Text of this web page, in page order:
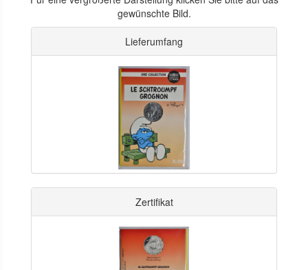
gewünschte Bild.
Lieferumfang
Zertifikat